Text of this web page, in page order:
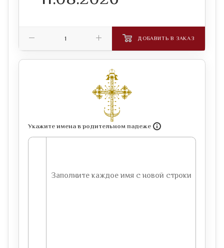
Укажите имена в родительном падеже
ДОБАВИТЬ В ЗАКАЗ